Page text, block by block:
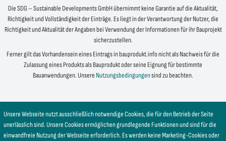
Die SDG – Sustainable Developments GmbH übernimmt keine Garantie auf die Aktualität,
Richtigkeit und Vollständigkeit der Einträge. Es liegt in der Verantwortung der Nutzer, die
Richtigkeit und Aktualität der Angaben bei Verwendung der Informationen für ihr Bauprojekt
sicherzustellen.
Ferner gilt das Vorhandensein eines Eintrags in bauprodukt.info nicht als Nachweis für die
Zulassung eines Produkts als Bauprodukt oder seine Eignung für bestimmte
Bauanwendungen. Unsere Nutzungsbedingungensind zu beachten.
Unsere Webseite nutzt ausschließlich notwendige Cookies, die für den Betrieb der Seite
unerlässlich sind. Unsere Cookies ermöglichen grundlegende Funktionen und sind für die
einwandfreie Nutzung der Webseite erforderlich. Es werden keine Marketing-Cookies oder